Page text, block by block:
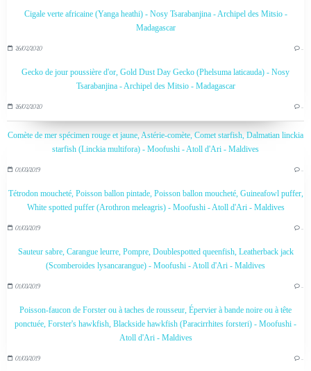
Cigale verte africaine (Yanga heathi) - Nosy Tsarabanjina - Archipel des Mitsio -
Madagascar
26/02/2020 …
Gecko de jour poussière d'or, Gold Dust Day Gecko (Phelsuma laticauda) - Nosy
Tsarabanjina - Archipel des Mitsio - Madagascar
26/02/2020 …
Comète de mer spécimen rouge et jaune, Astérie-comète, Comet starfish, Dalmatian linckia
starfish (Linckia multifora) - Moofushi - Atoll d'Ari - Maldives
01/03/2019 …
Tétrodon moucheté, Poisson ballon pintade, Poisson ballon moucheté, Guineafowl puffer,
White spotted puffer (Arothron meleagris) - Moofushi - Atoll d'Ari - Maldives
01/03/2019 …
Sauteur sabre, Carangue leurre, Pompre, Doublespotted queenfish, Leatherback jack
(Scomberoides lysancarangue) - Moofushi - Atoll d'Ari - Maldives
01/03/2019 …
Poisson-faucon de Forster ou à taches de rousseur, Épervier à bande noire ou à tête
ponctuée, Forster's hawkfish, Blackside hawkfish (Paracirrhites forsteri) - Moofushi -
Atoll d'Ari - Maldives
01/03/2019 …